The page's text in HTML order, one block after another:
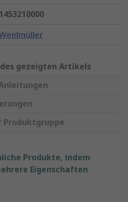
1453210000
gezeigten Artikels
Produkte, indem
Eigenschaften